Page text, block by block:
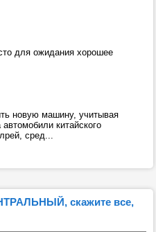
для ожидания хорошее
новую машину, учитывая
китайского
сред...
скажите все,